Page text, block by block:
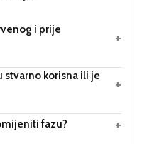
i prije
+
stvarno korisna ili je
+
fazu? +